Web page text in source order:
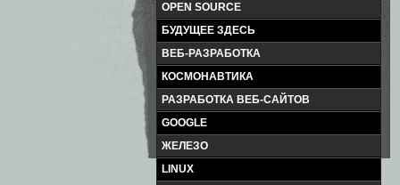
OPEN SOURCE
БУДУЩЕЕ ЗДЕСЬ
ВЕБ-РАЗРАБОТКА
КОСМОНАВТИКА
РАЗРАБОТКА ВЕБ-САЙТОВ
GOOGLE
ЖЕЛЕЗО
LINUX